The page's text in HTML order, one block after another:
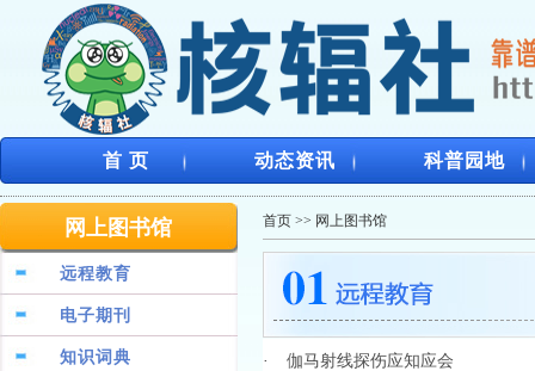
首 页 动态资讯 科普园地
网上图书馆
远程教育
电子期刊
知识词典
首页 >> 网上图书馆
· 伽马射线探伤应知应会